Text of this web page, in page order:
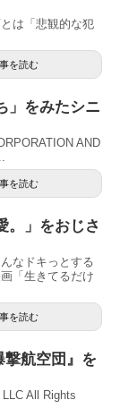
は「悲観的な犯
を読む
」をみたシニ
AND
を読む
。」をおじさ
なドキっとする
「生きてるだけ
を読む
撃航空団』を
All Rights